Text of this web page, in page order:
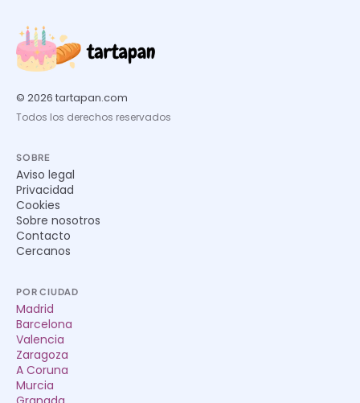
© 2026 tartapan.com
Todos los derechos reservados
SOBRE
Aviso legal
Privacidad
Cookies
Sobre nosotros
Contacto
Cercanos
POR CIUDAD
Madrid
Barcelona
Valencia
Zaragoza
A Coruna
Murcia